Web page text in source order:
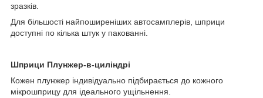
зразків.
Для більшості найпоширеніших автосамплерів, шприци
доступні по кілька штук у пакованні.
Шприци Плунжер-в-циліндрі
Кожен плунжер індивідуально підбирається до кожного
мікрошприцу для ідеального ущільнення.